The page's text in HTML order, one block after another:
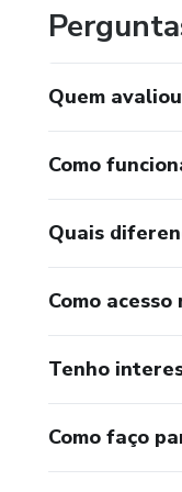
Quem avaliou
Como
Quais
Como
Tenho
Como faço